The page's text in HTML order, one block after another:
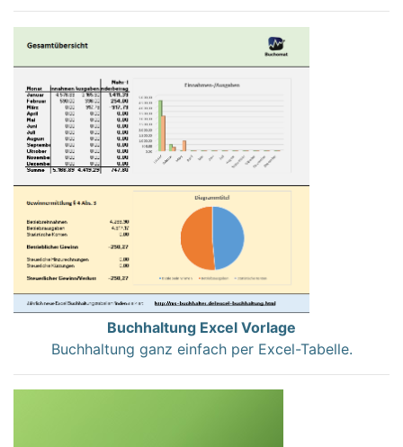
Buchhaltung Excel Vorlage
Buchhaltung ganz einfach per Excel-Tabelle.